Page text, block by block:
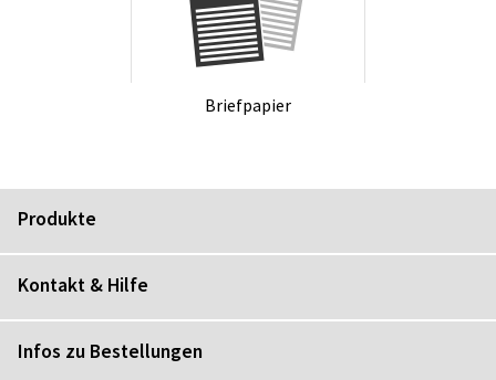
Brief­pa­pier
Produkte
Kontakt & Hilfe
Infos zu Bestellungen